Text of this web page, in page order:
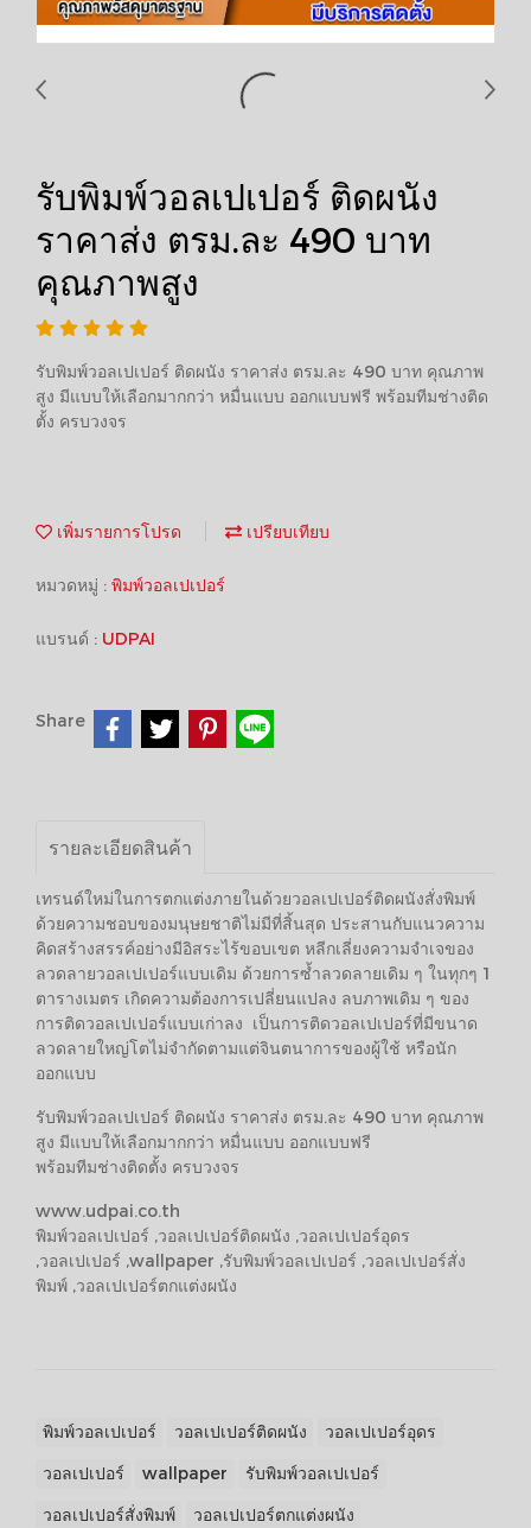
รับพิมพ์วอลเปเปอร์ ติดผนัง
ราคาส่ง ตรม.ละ 490 บาท
คุณภาพสูง
รับพิมพ์วอลเปเปอร์ ติดผนัง ราคาส่ง ตรม.ละ 490 บาท คุณภาพ
สูง มีแบบให้เลือกมากกว่า หมื่นแบบ ออกแบบฟรี พร้อมทีมช่างติด
ตั้ง ครบวงจร
เพิ่มรายการโปรด เปรียบเทียบ
หมวดหมู่ : พิมพ์วอลเปเปอร์
แบรนด์ : UDPAI
Share
รายละเอียดสินค้า
เทรนด์ใหม่ในการตกแต่งภายในด้วยวอลเปเปอร์ติดผนังสั่งพิมพ์
ด้วยความชอบของมนุษยชาติไม่มีที่สิ้นสุด ประสานกับแนวความ
คิดสร้างสรรค์อย่างมีอิสระไร้ขอบเขต หลีกเลี่ยงความจำเจของ
ลวดลายวอลเปเปอร์แบบเดิม ด้วยการซ้ำลวดลายเดิม ๆ ในทุกๆ 1
ตารางเมตร เกิดความต้องการเปลี่ยนแปลง ลบภาพเดิม ๆ ของ
การติดวอลเปเปอร์แบบเก่าลง เป็นการติดวอลเปเปอร์ที่มีขนาด
ลวดลายใหญ่โตไม่จำกัดตามแต่จินตนาการของผู้ใช้ หรือนัก
ออกแบบ
รับพิมพ์วอลเปเปอร์ ติดผนัง ราคาส่ง ตรม.ละ 490 บาท คุณภาพ
สูง มีแบบให้เลือกมากกว่า หมื่นแบบ ออกแบบฟรี
พร้อมทีมช่างติดตั้ง ครบวงจร
www.udpai.co.th
พิมพ์วอลเปเปอร์ ,วอลเปเปอร์ติดผนัง ,วอลเปเปอร์อุดร
,วอลเปเปอร์ ,wallpaper ,รับพิมพ์วอลเปเปอร์ ,วอลเปเปอร์สั่ง
พิมพ์ ,วอลเปเปอร์ตกแต่งผนัง
พิมพ์วอลเปเปอร์ วอลเปเปอร์ติดผนัง วอลเปเปอร์อุดร
วอลเปเปอร์ wallpaper รับพิมพ์วอลเปเปอร์
วอลเปเปอร์สั่งพิมพ์ วอลเปเปอร์ตกแต่งผนัง